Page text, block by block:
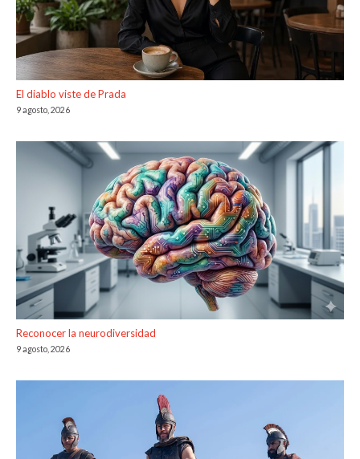
El diablo viste de Prada
9 agosto, 2026
Reconocer la neurodiversidad
9 agosto, 2026